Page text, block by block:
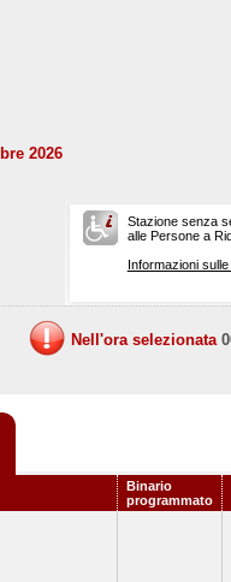
2026
Stazione senza
alle Persone a
Informazioni
Nell'ora selezionata
Binario
programmato